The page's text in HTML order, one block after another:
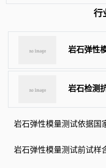
行
岩石弹性
岩石检测
岩石弹性模量测试依据国
岩石弹性模量测试前试样